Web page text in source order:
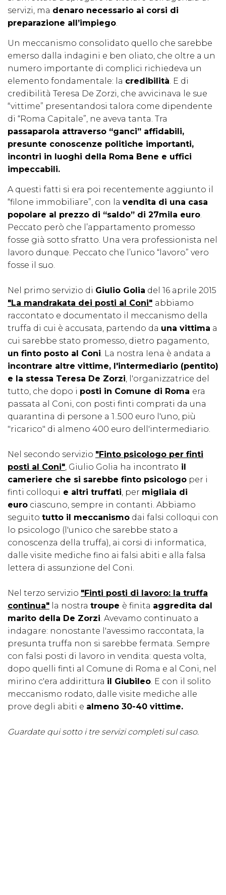
servizi, ma denaro necessario ai corsi di
preparazione all’impiego.
Un meccanismo consolidato quello che sarebbe
emerso dalla indagini e ben oliato, che oltre a un
numero importante di complici richiedeva un
elemento fondamentale: la credibilità. E di
credibilità Teresa De Zorzi, che avvicinava le sue
“vittime” presentandosi talora come dipendente
di “Roma Capitale”, ne aveva tanta. Tra
passaparola attraverso “ganci” affidabili,
presunte conoscenze politiche importanti,
incontri in luoghi della Roma Bene e uffici
impeccabili.
A questi fatti si era poi recentemente aggiunto il
“filone immobiliare”, con la vendita di una casa
popolare al prezzo di “saldo” di 27mila euro.
Peccato però che l’appartamento promesso
fosse già sotto sfratto. Una vera professionista nel
lavoro dunque. Peccato che l’unico “lavoro” vero
fosse il suo.
Nel primo servizio di Giulio Golia del 16 aprile 2015
"La mandrakata dei posti al Coni" abbiamo
raccontato e documentato il meccanismo della
truffa di cui è accusata, partendo da una vittima a
cui sarebbe stato promesso, dietro pagamento,
un finto posto al Coni. La nostra Iena è andata a
incontrare altre vittime, l'intermediario (pentito)
e la stessa Teresa De Zorzi, l'organizzatrice del
tutto, che dopo i posti in Comune di Roma era
passata al Coni, con posti finti comprati da una
quarantina di persone a 1..500 euro l'uno, più
"ricarico" di almeno 400 euro dell'intermediario.
Nel secondo servizio "Finto psicologo per finti
posti al Coni", Giulio Golia ha incontrato il
cameriere che si sarebbe finto psicologo per i
finti colloqui e altri truffati, per migliaia di
euro ciascuno, sempre in contanti. Abbiamo
seguito tutto il meccanismo dai falsi colloqui con
lo psicologo (l'unico che sarebbe stato a
conoscenza della truffa), ai corsi di informatica,
dalle visite mediche fino ai falsi abiti e alla falsa
lettera di assunzione del Coni.
Nel terzo servizio "Finti posti di lavoro: la truffa
continua" la nostra troupe è finita aggredita dal
marito della De Zorzi. Avevamo continuato a
indagare: nonostante l'avessimo raccontata, la
presunta truffa non si sarebbe fermata. Sempre
con falsi posti di lavoro in vendita: questa volta,
dopo quelli finti al Comune di Roma e al Coni, nel
mirino c'era addirittura il Giubileo. E con il solito
meccanismo rodato, dalle visite mediche alle
prove degli abiti e almeno 30-40 vittime.
Guardate qui sotto i tre servizi completi sul caso.